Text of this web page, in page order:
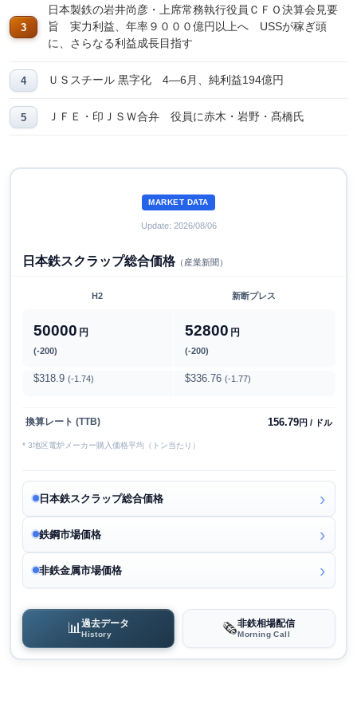
日本製鉄の岩井尚彦・上席常務執行役員ＣＦＯ決算会見要
旨 実力利益、年率９０００億円以上へ USSが稼ぎ頭
に、さらなる利益成長目指す
ＵＳスチール 黒字化 4―6月、純利益194億円
ＪＦＥ・印ＪＳＷ合弁 役員に赤木・岩野・髙橋氏
MARKET DATA
Update: 2026/08/06
日本鉄スクラップ総合価格（産業新聞）
H2 新断プレス
50000 円
(-200)
52800 円
(-200)
$318.9 (-1.74) $336.76 (-1.77)
換算レート (TTB) 156.79円 / ドル
* 3地区電炉メーカー購入価格平均（トン当たり）
日本鉄スクラップ総合価格
鉄鋼市場価格
非鉄金属市場価格
📊過去データ
History 🗞️非鉄相場配信
Morning Call